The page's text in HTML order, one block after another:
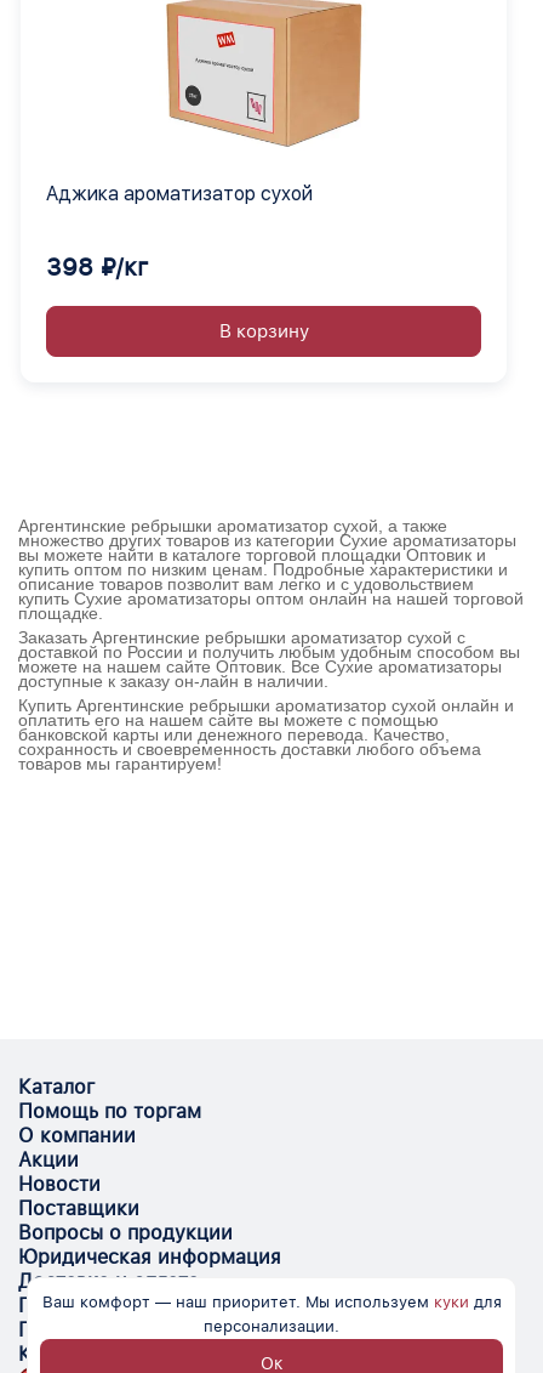
Аджика ароматизатор сухой
398 ₽/кг
В корзину
Аргентинские ребрышки ароматизатор сухой, а также
множество других товаров из категории Сухие ароматизаторы
вы можете найти в каталоге торговой площадки Оптовик и
купить оптом по низким ценам. Подробные характеристики и
описание товаров позволит вам легко и с удовольствием
купить Сухие ароматизаторы оптом онлайн на нашей торговой
площадке.
Заказать Аргентинские ребрышки ароматизатор сухой с
доставкой по России и получить любым удобным способом вы
можете на нашем сайте Оптовик. Все Сухие ароматизаторы
доступные к заказу он-лайн в наличии.
Купить Аргентинские ребрышки ароматизатор сухой онлайн и
оплатить его на нашем сайте вы можете с помощью
банковской карты или денежного перевода. Качество,
сохранность и своевременность доставки любого объема
товаров мы гарантируем!
Каталог
Помощь по торгам
О компании
Акции
Новости
Поставщики
Вопросы о продукции
Юридическая информация
Доставка и оплата
Поставщикам
Помощь
Контакты
Ваш комфорт — наш приоритет. Мы используем куки для
персонализации.
Ок